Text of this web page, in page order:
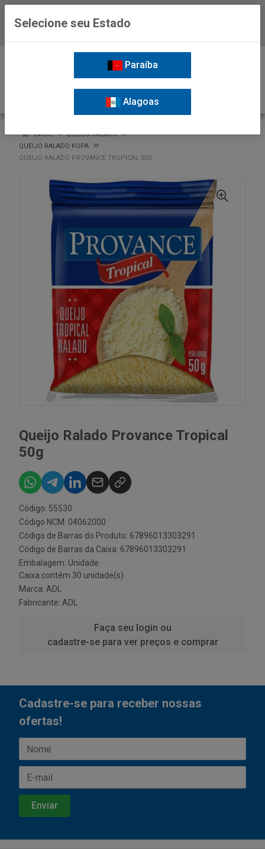
INÍCIO
QUEIJO RALADO
QUEIJO RALADO KOPA
QUEIJO RALADO PROVANCE TROPICAL 50G
Queijo Ralado Provance Tropical
50g
Código: 55530
Código NCM: 04062000
Código de Barras do Produto: 67896013303291
Código de Barras da Caixa: 67896013303291
Embalagem: Unidade
Caixa contém 30 unidade(s)
Marca: ADL
Fabricante: ADL
Faça seu login ou
cadastre-se para ver preços e comprar
Cadastre-se para receber nossas
ofertas!
Selecione seu Estado
Paraíba
Alagoas